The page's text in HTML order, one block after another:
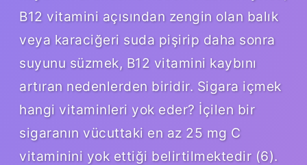
B12 vitamini açısından zengin olan balık
veya karaciğeri suda pişirip daha sonra
suyunu süzmek, B12 vitamini kaybını
artıran nedenlerden biridir. Sigara içmek
hangi vitaminleri yok eder? İçilen bir
sigaranın vücuttaki en az 25 mg C
vitaminini yok ettiği belirtilmektedir (6).